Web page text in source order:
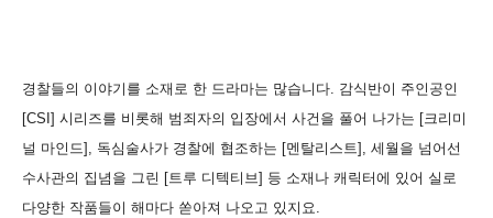
경찰들의 이야기를 소재로 한 드라마는 많습니다. 감식반이 주인공인
[CSI] 시리즈를 비롯해 범죄자의 입장에서 사건을 풀어 나가는 [크리미
널 마인드], 독심술사가 경찰에 협조하는 [멘탈리스트], 세월을 넘어선
수사관의 집념을 그린 [트루 디텍티브] 등 소재나 캐릭터에 있어 실로
다양한 작품들이 해마다 쏟아져 나오고 있지요.